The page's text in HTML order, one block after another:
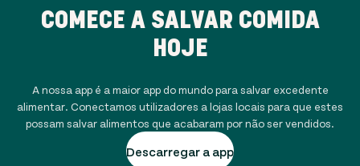
COMECE A SALVAR COMIDA
HOJE
A nossa app é a maior app do mundo para salvar excedente
alimentar. Conectamos utilizadores a lojas locais para que estes
possam salvar alimentos que acabaram por não ser vendidos.
Descarregar a app